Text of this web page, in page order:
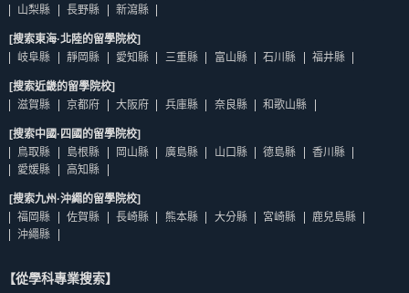
山梨縣
長野縣 新瀉縣
[搜索東海·北陸的留學院校]
岐阜縣
靜岡縣 愛知縣 三重縣 富山縣 石川縣 福井縣
[搜索近畿的留學院校]
滋賀縣
京都府 大阪府 兵庫縣 奈良縣 和歌山縣
[搜索中國·四國的留學院校]
鳥取縣
島根縣 岡山縣 廣島縣 山口縣 德島縣
香川縣
愛媛縣
高知縣
[搜索九州·沖繩的留學院校]
福岡縣
佐賀縣 長崎縣 熊本縣 大分縣 宮崎縣
鹿兒島縣
沖繩縣
【從學科專業搜索】